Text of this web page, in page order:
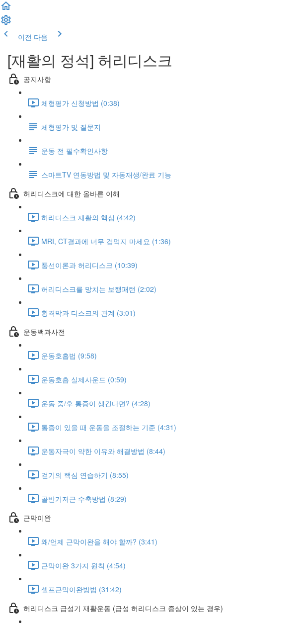
이전 다음
[재활의 정석] 허리디스크
공지사항
체형평가 신청방법 (0:38)
체형평가 및 질문지
운동 전 필수확인사항
스마트TV 연동방법 및 자동재생/완료 기능
허리디스크에 대한 올바른 이해
허리디스크 재활의 핵심 (4:42)
MRI, CT결과에 너무 겁먹지 마세요 (1:36)
풍선이론과 허리디스크 (10:39)
허리디스크를 망치는 보행패턴 (2:02)
횡격막과 디스크의 관계 (3:01)
운동백과사전
운동호흡법 (9:58)
운동호흡 실제사운드 (0:59)
운동 중/후 통증이 생긴다면? (4:28)
통증이 있을 때 운동을 조절하는 기준 (4:31)
운동자극이 약한 이유와 해결방법 (8:44)
걷기의 핵심 연습하기 (8:55)
골반기저근 수축방법 (8:29)
근막이완
왜/언제 근막이완을 해야 할까? (3:41)
근막이완 3가지 원칙 (4:54)
셀프근막이완방법 (31:42)
허리디스크 급성기 재활운동 (급성 허리디스크 증상이 있는 경우)